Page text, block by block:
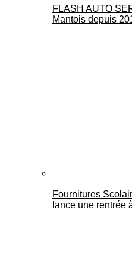
FLASH AUTO
Mantois depuis
Fournitures
lance une rentrée